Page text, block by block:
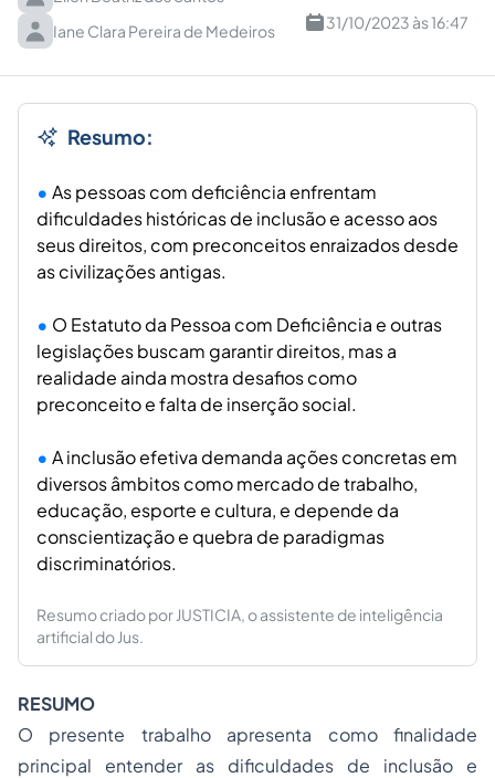
Iane Clara Pereira de Medeiros
31/10/2023 às 16:47
Resumo:
As pessoas com deficiência enfrentam
dificuldades históricas de inclusão e acesso aos
seus direitos, com preconceitos enraizados desde
as civilizações antigas.
O Estatuto da Pessoa com Deficiência e outras
legislações buscam garantir direitos, mas a
realidade ainda mostra desafios como
preconceito e falta de inserção social.
A inclusão efetiva demanda ações concretas em
diversos âmbitos como mercado de trabalho,
educação, esporte e cultura, e depende da
conscientização e quebra de paradigmas
discriminatórios.
Resumo criado por JUSTICIA, o assistente de inteligência
artificial do Jus.
RESUMO
O presente trabalho apresenta como finalidade
principal entender as dificuldades de inclusão e